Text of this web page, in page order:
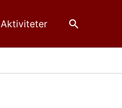
Aktiviteter Søg